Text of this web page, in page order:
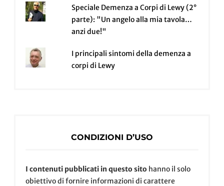
Speciale Demenza a Corpi di Lewy (2°
parte): "Un angelo alla mia tavola…
anzi due!"
I principali sintomi della demenza a
corpi di Lewy
CONDIZIONI D’USO
I contenuti pubblicati in questo sito hanno il solo
obiettivo di fornire informazioni di carattere